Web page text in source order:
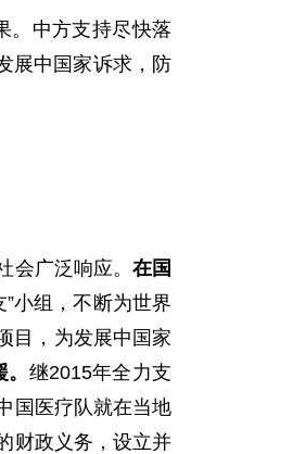
。中方支持尽快落
展中国家诉求，防
广泛响应。 在国
小组，不断为世界
目，为发展中国家
继2015年全力支
国医疗队就在当地
财政义务，设立并